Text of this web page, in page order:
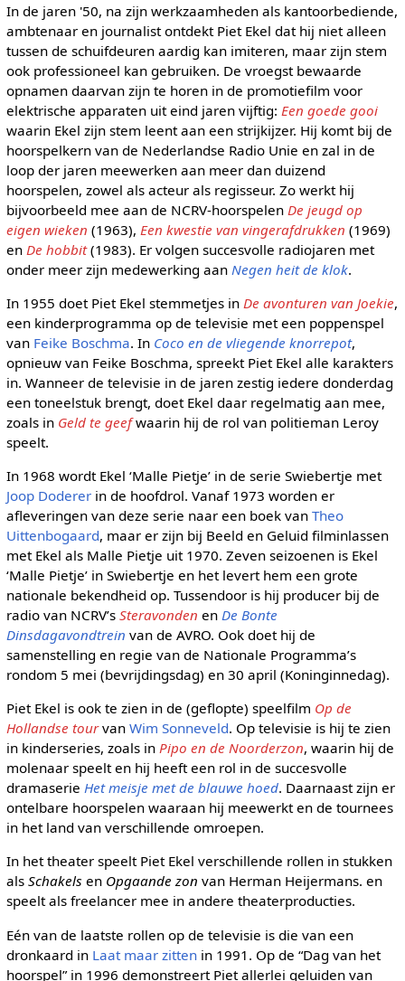
In de jaren '50, na zijn werkzaamheden als kantoorbediende,
ambtenaar en journalist ontdekt Piet Ekel dat hij niet alleen
tussen de schuifdeuren aardig kan imiteren, maar zijn stem
ook professioneel kan gebruiken. De vroegst bewaarde
opnamen daarvan zijn te horen in de promotiefilm voor
elektrische apparaten uit eind jaren vijftig: Een goede gooi
waarin Ekel zijn stem leent aan een strijkijzer. Hij komt bij de
hoorspelkern van de Nederlandse Radio Unie en zal in de
loop der jaren meewerken aan meer dan duizend
hoorspelen, zowel als acteur als regisseur. Zo werkt hij
bijvoorbeeld mee aan de NCRV-hoorspelen De jeugd op
eigen wieken (1963), Een kwestie van vingerafdrukken (1969)
en De hobbit(1983). Er volgen succesvolle radiojaren met
onder meer zijn medewerking aan Negen heit de klok.
In 1955 doet Piet Ekel stemmetjes in De avonturen van Joekie,
een kinderprogramma op de televisie met een poppenspel
van Feike Boschma. In Coco en de vliegende knorrepot,
opnieuw van Feike Boschma, spreekt Piet Ekel alle karakters
in. Wanneer de televisie in de jaren zestig iedere donderdag
een toneelstuk brengt, doet Ekel daar regelmatig aan mee,
zoals in Geld te geefwaarin hij de rol van politieman Leroy
speelt.
In 1968 wordt Ekel ‘Malle Pietje’ in de serie Swiebertje met
Joop Dodererin de hoofdrol. Vanaf 1973 worden er
afleveringen van deze serie naar een boek van Theo
Uittenbogaard, maar er zijn bij Beeld en Geluid filminlassen
met Ekel als Malle Pietje uit 1970. Zeven seizoenen is Ekel
‘Malle Pietje’ in Swiebertje en het levert hem een grote
nationale bekendheid op. Tussendoor is hij producer bij de
radio van NCRV’s Steravonden en De Bonte
Dinsdagavondtrein van de AVRO. Ook doet hij de
samenstelling en regie van de Nationale Programma’s
rondom 5 mei (bevrijdingsdag) en 30 april (Koninginnedag).
Piet Ekel is ook te zien in de (geflopte) speelfilm Op de
Hollandse tourvan Wim Sonneveld. Op televisie is hij te zien
in kinderseries, zoals in Pipo en de Noorderzon, waarin hij de
molenaar speelt en hij heeft een rol in de succesvolle
dramaserie Het meisje met de blauwe hoed. Daarnaast zijn er
ontelbare hoorspelen waaraan hij meewerkt en de tournees
in het land van verschillende omroepen.
In het theater speelt Piet Ekel verschillende rollen in stukken
als Schakels en Opgaande zon van Herman Heijermans. en
speelt als freelancer mee in andere theaterproducties.
Eén van de laatste rollen op de televisie is die van een
dronkaard in Laat maar zittenin 1991. Op de “Dag van het
hoorspel” in 1996 demonstreert Piet allerlei geluiden van